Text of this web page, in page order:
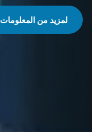
لمزيد من المعلومات